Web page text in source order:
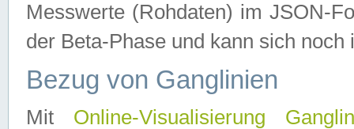
Messwerte (Rohdaten) im JSON-
der Beta-Phase und kann sich noch
Bezug von Ganglinien
Mit Online-Visualisierung